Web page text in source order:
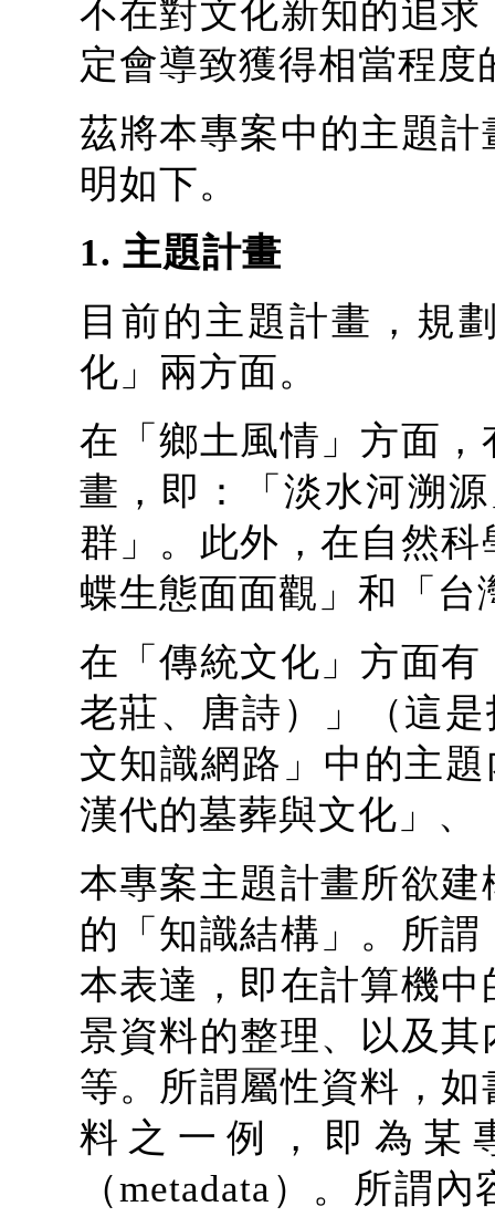
不在對文化新知的追
定會導致獲得相當程度
茲將本專案中的主題
明如下。
1. 主題計畫
目前的主題計畫，規
化」兩方面。
在「鄉土風情」方面
畫，即：「淡水河溯
群」。此外，在自然
蝶生態面面觀」和「台
在「傳統文化」方面
老莊、唐詩）」（這
文知識網路」中的主
漢代的墓葬與文化」、
本專案主題計畫所欲
的「知識結構」。所
本表達，即在計算機
景資料的整理、以及
等。所謂屬性資料，
料之一例，即為某
（metadata）。所謂